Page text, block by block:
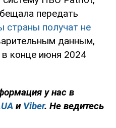
передать
страны получат не
данным,
конце июня 2024
у нас в
и Viber. Не ведитесь